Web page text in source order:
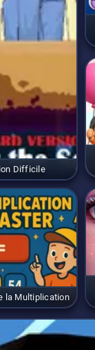
Difficile
la Multiplication